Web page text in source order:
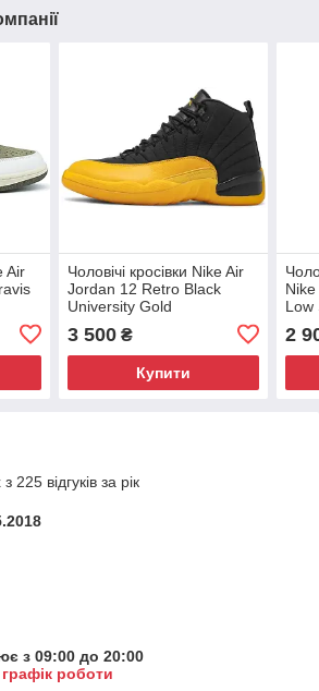
Air
Чоловічі кросівки Nike Air
Jordan 12 Retro Black
University Gold
3 500₴
Купити
Low
2
225 відгуків за рік
з 09:00 до 20:00
роботи